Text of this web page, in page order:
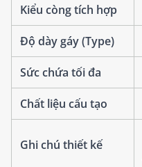
Kiểu còng tích hợp
Độ dày gáy (Type)
Sức chứa tối đa
Chất liệu cấu tạo
Ghi chú thiết kế